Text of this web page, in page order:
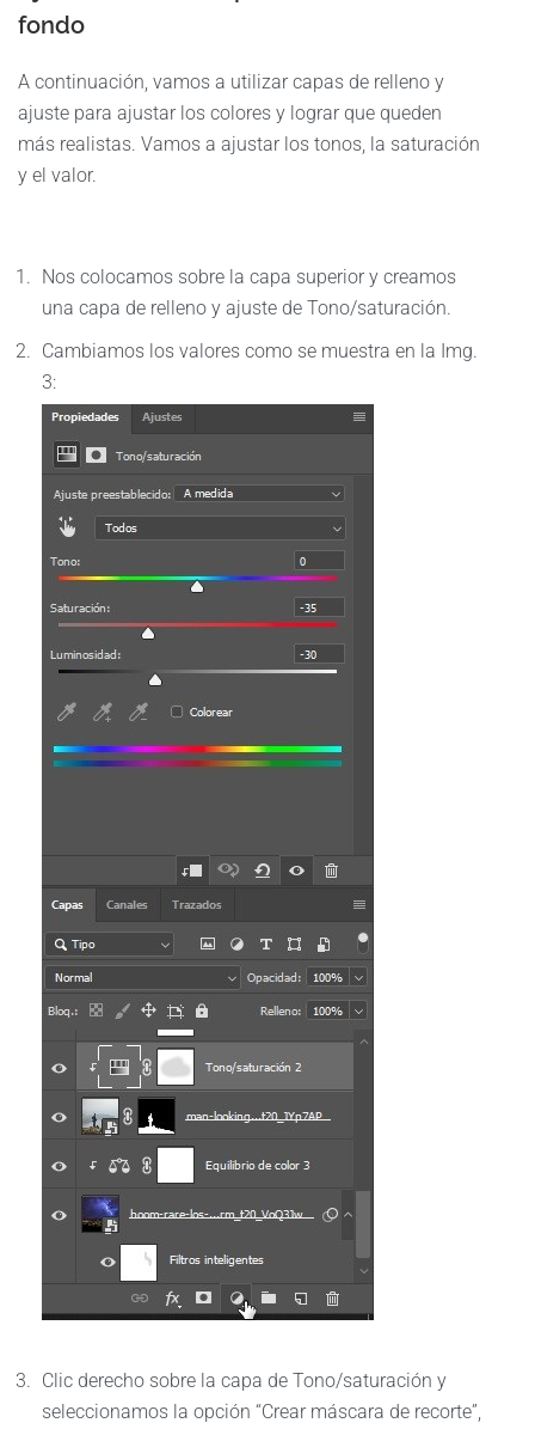
fondo
A continuación, vamos a utilizar capas de relleno y
ajuste para ajustar los colores y lograr que queden
más realistas. Vamos a ajustar los tonos, la saturación
y el valor.
Nos colocamos sobre la capa superior y creamos
una capa de relleno y ajuste de Tono/saturación.
Cambiamos los valores como se muestra en la Img.
3:
Clic derecho sobre la capa de Tono/saturación y
seleccionamos la opción “Crear máscara de recorte”,